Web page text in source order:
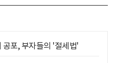
포, 부자들의 '절세법'